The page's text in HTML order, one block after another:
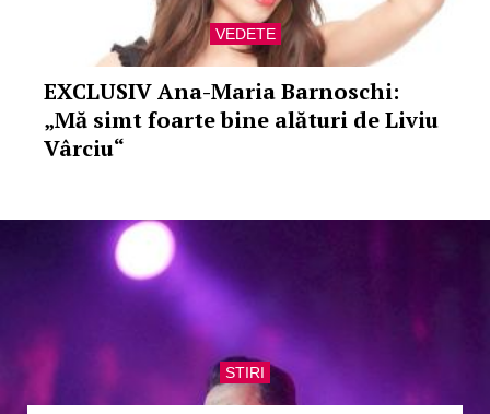
VEDETE
EXCLUSIV Ana-Maria Barnoschi:
„Mă simt foarte bine alături de Liviu
Vârciu“
STIRI